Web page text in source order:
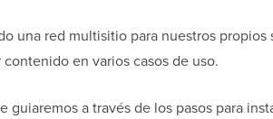
una red multisitio para nuestros
contenido en varios casos de uso.
guiaremos a través de los pasos para